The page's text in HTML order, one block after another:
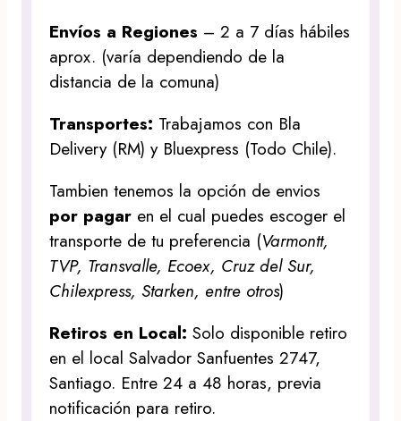
Envíos a Regiones – 2 a 7 días hábiles
aprox. (varía dependiendo de la
distancia de la comuna)
Transportes: Trabajamos con Bla
Delivery (RM) y Bluexpress (Todo Chile).
Tambien tenemos la opción de envios
por pagar en el cual puedes escoger el
transporte de tu preferencia (Varmontt,
TVP, Transvalle, Ecoex, Cruz del Sur,
Chilexpress, Starken, entre otros)
Retiros en Local:Solo disponible retiro
en el local Salvador Sanfuentes 2747,
Santiago. Entre 24 a 48 horas, previa
notificación para retiro.